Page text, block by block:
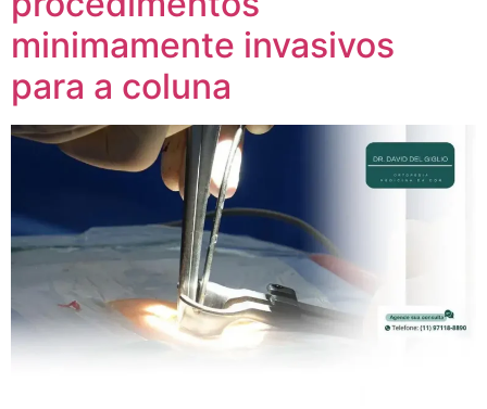
minimamente invasivos
para a coluna